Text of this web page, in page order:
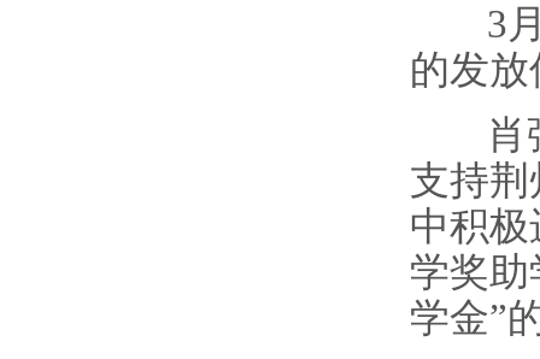
3
的发
支持
中积
学奖助
学金”